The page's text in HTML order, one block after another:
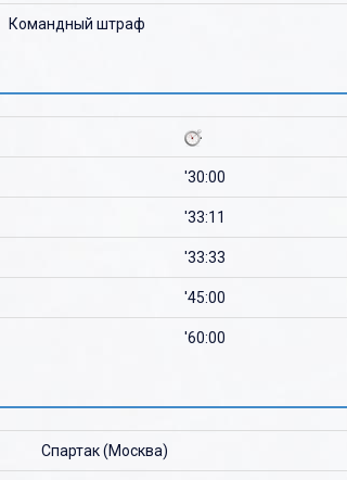
Командный штраф
'30:00
'33:11
'33:33
'45:00
'60:00
Спартак (Москва)